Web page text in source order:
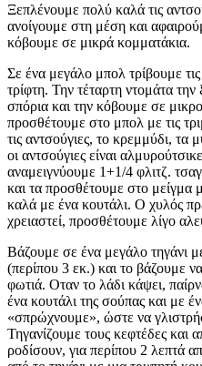
Ξεπλένουμε πολύ καλά τις
ανοίγουμε στη μέση και
κόβουμε σε μικρά κομματάκια.
Σε ένα μεγάλο μπολ τρίβουμε
τρίφτη. Την τέταρτη ντομάτα
σπόρια και την κόβουμε σε
προσθέτουμε στο μπολ με τις
τις αντσούγιες, το κρεμμύδι, τα
οι αντσούγιες είναι
αναμειγνύουμε 1+1/4 φλιτζ.
και τα προσθέτουμε στο μείγμα
καλά με ένα κουτάλι. Ο χυλός
χρειαστεί, προσθέτουμε λίγο
Βάζουμε σε ένα μεγάλο τηγάνι
(περίπου 3 εκ.) και το βάζουμε
φωτιά. Οταν το λάδι κάψει,
ένα κουτάλι της σούπας και με
«σπρώχνουμε», ώστε να
Τηγανίζουμε τους κεφτέδες και
ροδίσουν, για περίπου 2 λεπτά